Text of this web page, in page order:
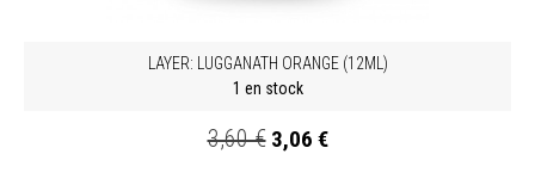
LAYER: LUGGANATH ORANGE (12ML)
1 en stock
3,60 € 3,06 €